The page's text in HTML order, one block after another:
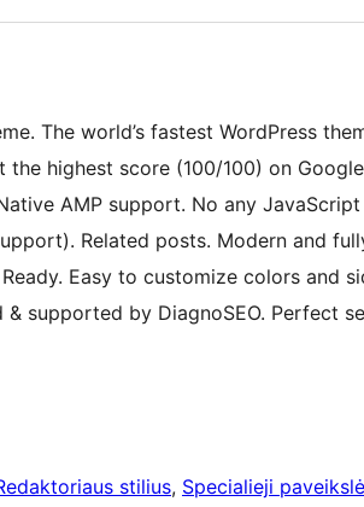
The world’s fastest WordPress
the highest score (100/100) on
AMP support. No any
Related posts. Modern and
Easy to customize colors and
supported by DiagnoSEO. Perfect
stilius, Specialieji